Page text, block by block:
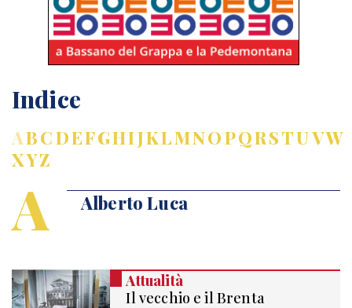
Indice
ABCDEFGHIJKLMNOPQRSTUVW
XYZ
A Alberto Luca
Attualità
Il vecchio e il Brenta